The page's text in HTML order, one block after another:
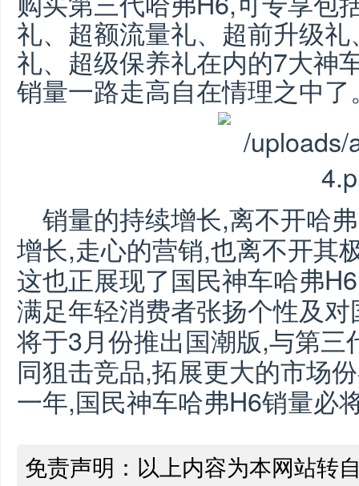
礼、超额流量礼、超前升级
礼、超级保养礼在内的7大神
销量一路走高自在情理之中了
销量的持续增长,离不开哈
增长,走心的营销,也离不开其
这也正展现了国民神车哈弗H6
满足年轻消费者张扬个性及
将于3月份推出国潮版,与第
同狙击竞品,拓展更大的市场
一年,国民神车哈弗H6销量必
免责声明：以上内容为本网站转